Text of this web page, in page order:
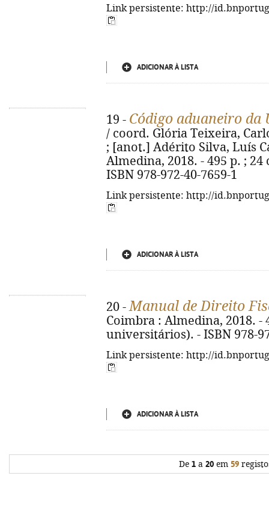
Link persistente: http://
ADICIONAR À LISTA
19 - Código aduaneiro da
/ coord. Glória Teixeira,
; [anot.] Adérito Silva, Luís
Almedina, 2018. - 495 p. ;
ISBN 978-972-40-7659-1
Link persistente: http://
ADICIONAR À LISTA
20 -Manual de Direito
Coimbra : Almedina, 2018. -
universitários). - ISBN 978-
Link persistente: http://
ADICIONAR À LISTA
De 1a 20em 59